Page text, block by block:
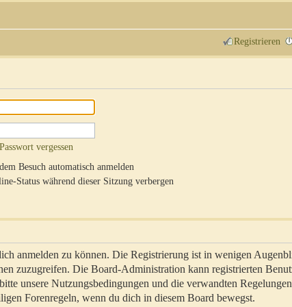
Registrieren
vergessen
Besuch automatisch anmelden
Status während dieser Sitzung verbergen
anmelden zu können. Die Registrierung ist in wenigen
zuzugreifen. Die Board-Administration kann registrierten
unsere Nutzungsbedingungen und die verwandten
Forenregeln, wenn du dich in diesem Board bewegst.